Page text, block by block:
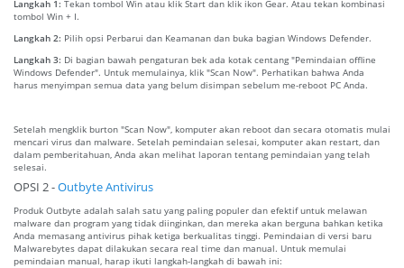
Langkah 1: Tekan tombol Win atau klik Start dan klik ikon Gear. Atau tekan kombinasi
tombol Win + I.
Langkah 2: Pilih opsi Perbarui dan Keamanan dan buka bagian Windows Defender.
Langkah 3: Di bagian bawah pengaturan bek ada kotak centang "Pemindaian offline
Windows Defender". Untuk memulainya, klik "Scan Now". Perhatikan bahwa Anda
harus menyimpan semua data yang belum disimpan sebelum me-reboot PC Anda.
Setelah mengklik burton "Scan Now", komputer akan reboot dan secara otomatis mulai
mencari virus dan malware. Setelah pemindaian selesai, komputer akan restart, dan
dalam pemberitahuan, Anda akan melihat laporan tentang pemindaian yang telah
selesai.
OPSI 2 -Outbyte Antivirus
Produk Outbyte adalah salah satu yang paling populer dan efektif untuk melawan
malware dan program yang tidak diinginkan, dan mereka akan berguna bahkan ketika
Anda memasang antivirus pihak ketiga berkualitas tinggi. Pemindaian di versi baru
Malwarebytes dapat dilakukan secara real time dan manual. Untuk memulai
pemindaian manual, harap ikuti langkah-langkah di bawah ini: